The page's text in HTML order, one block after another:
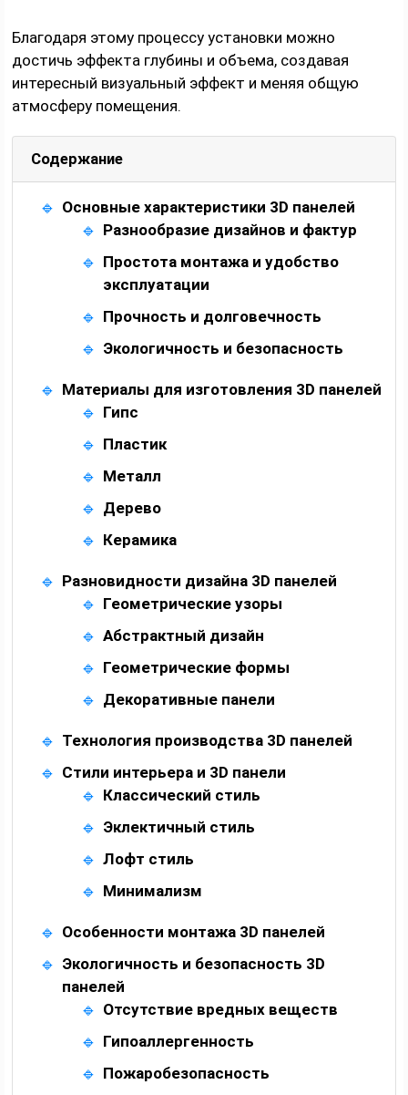
Благодаря этому процессу установки можно
достичь эффекта глубины и объема, создавая
интересный визуальный эффект и меняя общую
атмосферу помещения.
Содержание
Основные характеристики 3D панелей
Разнообразие дизайнов и фактур
Простота монтажа и удобство
эксплуатации
Прочность и долговечность
Экологичность и безопасность
Материалы для изготовления 3D панелей
Гипс
Пластик
Металл
Дерево
Керамика
Разновидности дизайна 3D панелей
Геометрические узоры
Абстрактный дизайн
Геометрические формы
Декоративные панели
Технология производства 3D панелей
Стили интерьера и 3D панели
Классический стиль
Эклектичный стиль
Лофт стиль
Минимализм
Особенности монтажа 3D панелей
Экологичность и безопасность 3D
панелей
Отсутствие вредных веществ
Гипоаллергенность
Пожаробезопасность